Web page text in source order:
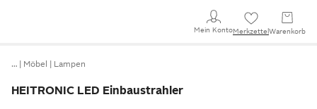
Mein KontoMerkzettel Warenkorb
… Möbel Lampen
HEITRONIC LED Einbaustrahler